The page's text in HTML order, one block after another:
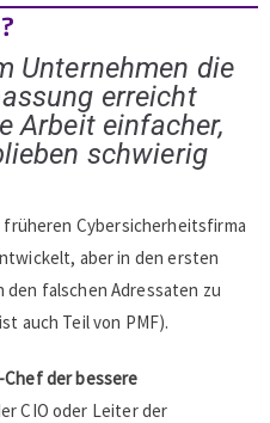
Unternehmen die
erreicht
Arbeit einfacher,
schwierig
früheren Cybersicherheitsfirma
aber in den ersten
den falschen Adressaten zu
auch Teil von PMF).
der bessere
CIO oder Leiter der